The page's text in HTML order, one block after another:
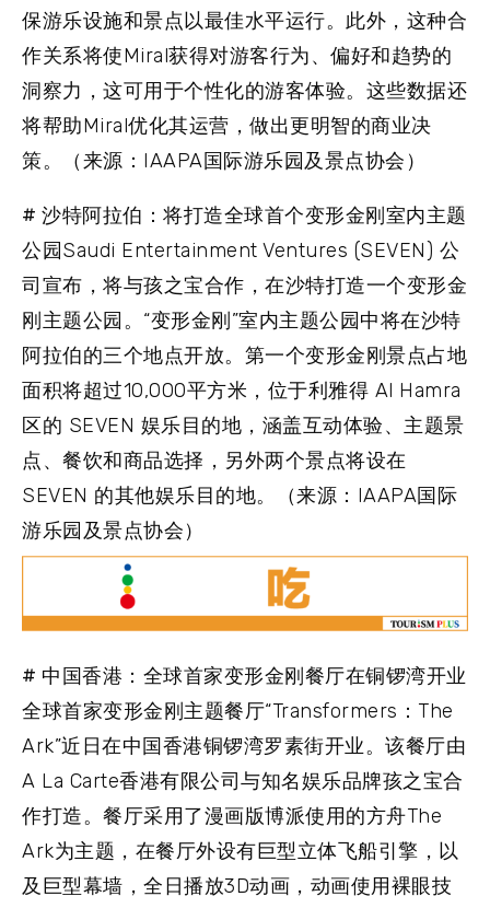
保游乐设施和景点以最佳水平运行。此外，这种合
作关系将使Miral获得对游客行为、偏好和趋势的
洞察力，这可用于个性化的游客体验。这些数据还
将帮助Miral优化其运营，做出更明智的商业决
策。（来源：IAAPA国际游乐园及景点协会）
# 沙特阿拉伯：将打造全球首个变形金刚室内主题
公园Saudi Entertainment Ventures (SEVEN) 公
司宣布，将与孩之宝合作，在沙特打造一个变形金
刚主题公园。“变形金刚”室内主题公园中将在沙特
阿拉伯的三个地点开放。第一个变形金刚景点占地
面积将超过10,000平方米，位于利雅得 Al Hamra
区的 SEVEN 娱乐目的地，涵盖互动体验、主题景
点、餐饮和商品选择，另外两个景点将设在
SEVEN 的其他娱乐目的地。（来源：IAAPA国际
游乐园及景点协会）
# 中国香港：全球首家变形金刚餐厅在铜锣湾开业
全球首家变形金刚主题餐厅“Transformers：The
Ark”近日在中国香港铜锣湾罗素街开业。该餐厅由
A La Carte香港有限公司与知名娱乐品牌孩之宝合
作打造。餐厅采用了漫画版博派使用的方舟The
Ark为主题，在餐厅外设有巨型立体飞船引擎，以
及巨型幕墙，全日播放3D动画，动画使用裸眼技